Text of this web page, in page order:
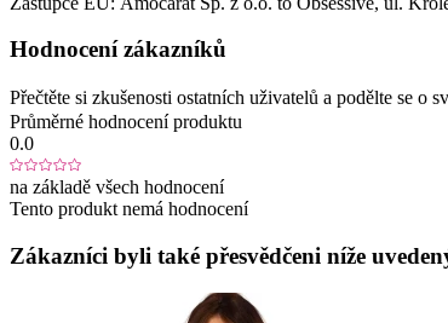
Hodnocení zákazníků
Přečtěte si zkušenosti ostatních uživatelů a podělte se o
Průměrné hodnocení produktu
0.0
na základě všech hodnocení
Tento produkt nemá hodnocení
Zákazníci byli také přesvědčeni níže